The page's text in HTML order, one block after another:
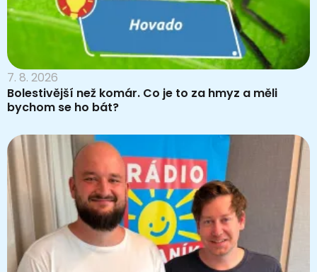
7. 8. 2026
Bolestivější než komár. Co je to za hmyz a měli
bychom se ho bát?